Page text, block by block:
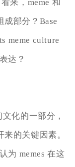
来，meme 和
成部分？Base
meme culture
达？
化的一部分，
的关键因素。
为 memes 在这